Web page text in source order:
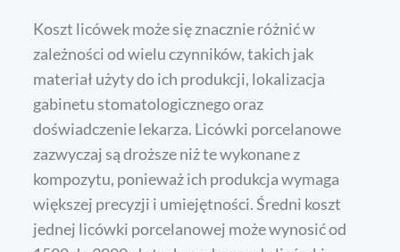
Koszt licówek może się znacznie różnić w
zależności od wielu czynników, takich jak
materiał użyty do ich produkcji, lokalizacja
gabinetu stomatologicznego oraz
doświadczenie lekarza. Licówki porcelanowe
zazwyczaj są droższe niż te wykonane z
kompozytu, ponieważ ich produkcja wymaga
większej precyzji i umiejętności. Średni koszt
jednej licówki porcelanowej może wynosić od